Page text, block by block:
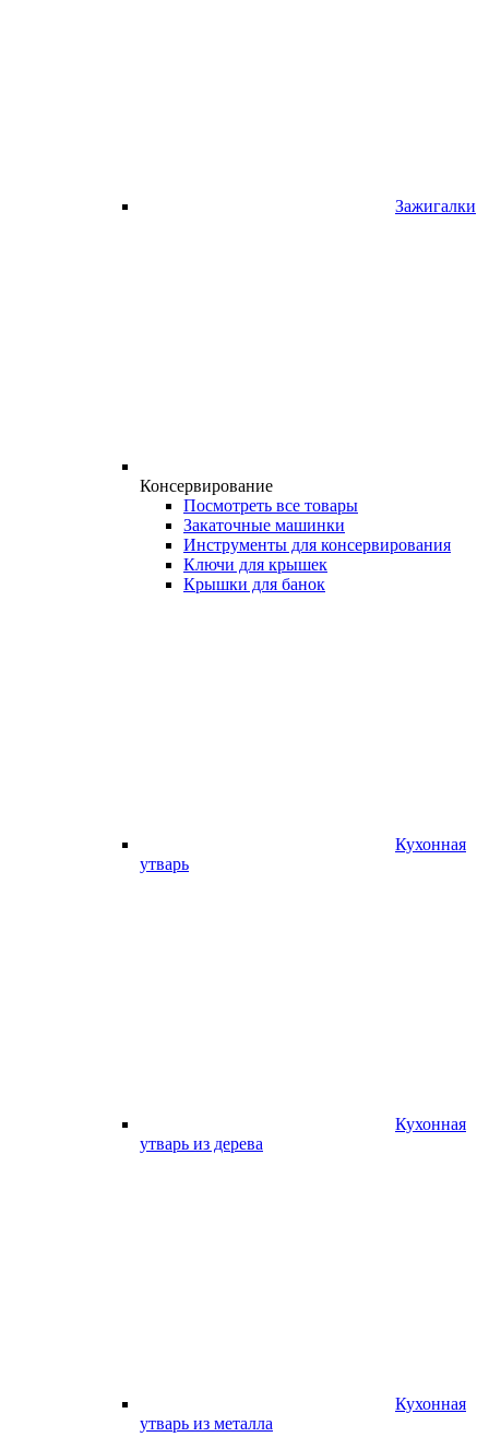
Зажигалки
Консервирование
Посмотреть все товары
Закаточные машинки
Инструменты для консервирования
Ключи для крышек
Крышки для банок
Кухонная
утварь
Кухонная
утварь из дерева
Кухонная
утварь из металла